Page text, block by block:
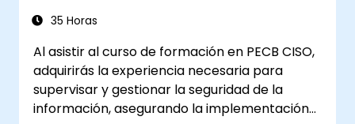
35 Horas
Al asistir al curso de formación en PECB CISO,
adquirirás la experiencia necesaria para
supervisar y gestionar la seguridad de la
información, asegurando la implementación